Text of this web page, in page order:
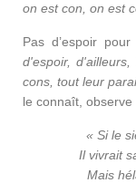
on est con, on est
Pas d’espoir
d'espoir,
cons, tout leur
le connaît,
« Si le
Il vivrait
Mais